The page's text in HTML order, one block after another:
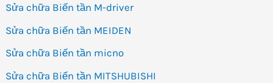
Sửa chữa Biến tần M-driver
Sửa chữa Biến tần MEIDEN
Sửa chữa Biến tần micno
Sửa chữa Biến tần MITSHUBISHI